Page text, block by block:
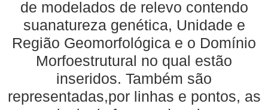
de modelados de relevo contendo
suanatureza genética, Unidade e
Região Geomorfológica e o Domínio
Morfoestrutural no qual estão
inseridos. Também são
representadas,por linhas e pontos, as